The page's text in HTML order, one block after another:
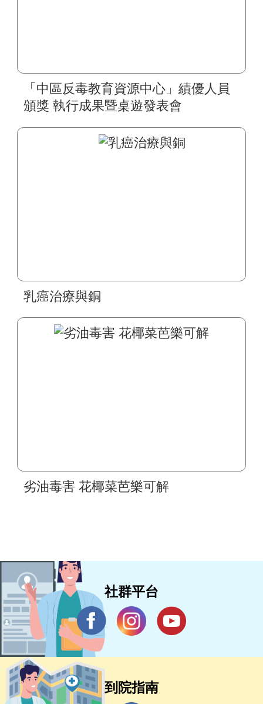
「中區反毒教育資源中心」績優人員
頒獎 執行成果暨桌遊發表會
乳癌治療與銅
劣油毒害 花椰菜芭樂可解
社群平台
到院指南